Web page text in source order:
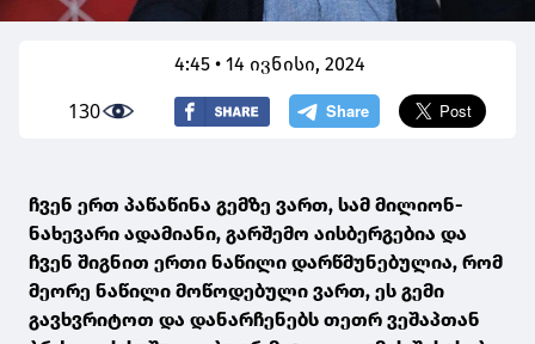
4:45 • 14 ივნისი, 2024
130
ჩვენ ერთ პაწაწინა გემზე ვართ, სამ მილიონ-
ნახევარი ადამიანი, გარშემო აისბერგებია და
ჩვენ შიგნით ერთი ნაწილი დარწმუნებულია, რომ
მეორე ნაწილი მოწოდებული ვართ, ეს გემი
გავხვრიტოთ და დანარჩენებს თეთრ ვეშაპთან